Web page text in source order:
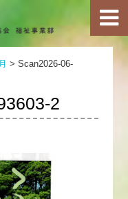
>Scan2026-06-
2